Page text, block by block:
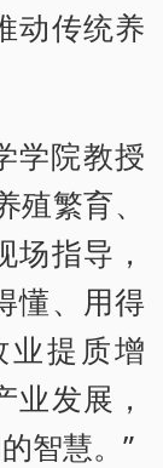
动传统养
学院教授
繁育、
指导，
懂、用得
业提质增
发展，
智慧。”